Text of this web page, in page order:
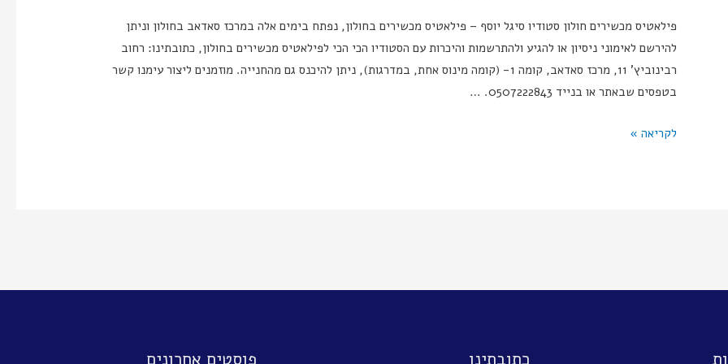
ם
–
ס
י
פילאטיס מכשירים חולון סטודיו סיגל יוסף – פילאטיס מכשירים בחולון, נפתח בימים אלה במרכז סאדאב בחולון וניתן
להירשם לאימוני ניסיון או להגיע ולהתרשמות והיכרות עם הסטודיו הכי הכי לפילאטיס מכשירים בחולון, כתובתינו: רחוב
רבינוביץ' 11, מרכז סאדאב, קומה 1- (קומה מינוס אחת, במדרגות), ניתן להיכנס גם מהחנייה. מוזמנים ליצור עימנו קשר
בטפסים שבאתר או בנייד 0507222843. …
פ
מ
לקריאה »
כתובתינו פוסטים אחרונים